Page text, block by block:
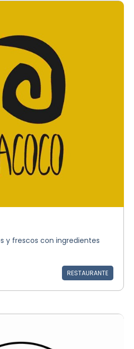
y frescos con ingredientes
RESTAURANTE